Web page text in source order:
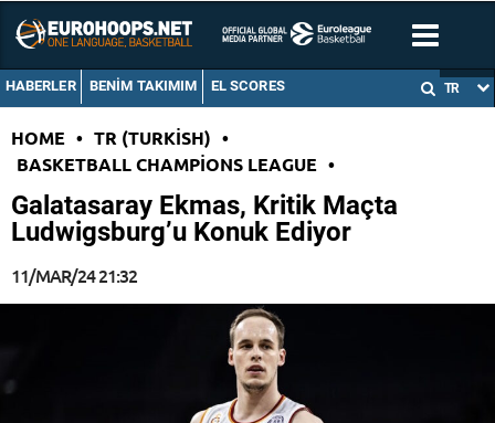
HABERLER BENIM TAKIMIM EL SCORES TR
HOME • TR (TURKISH) •
BASKETBALL CHAMPIONS LEAGUE •
Galatasaray Ekmas, Kritik Maçta
Ludwigsburg’u Konuk Ediyor
11/MAR/24 21:32